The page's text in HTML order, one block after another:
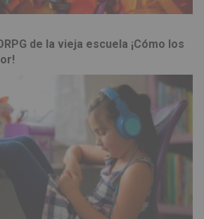
de la vieja escuela ¡Cómo los